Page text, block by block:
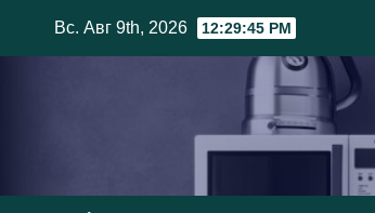
Вс. Авг 9th, 2026 12:29:46 PM